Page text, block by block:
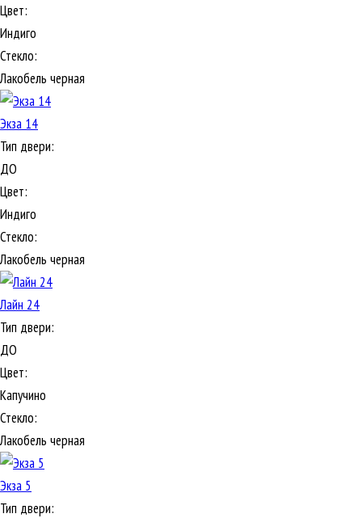
Цвет:
Индиго
Стекло:
Лакобель черная
Экза 14
Тип двери:
ДО
Цвет:
Индиго
Стекло:
Лакобель черная
Лайн 24
Тип двери:
ДО
Цвет:
Капучино
Стекло:
Лакобель черная
Экза 5
Тип двери: